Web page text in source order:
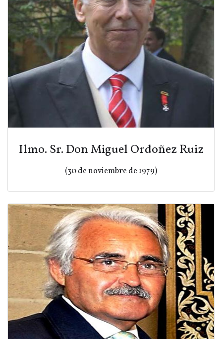
Ilmo. Sr. Don Miguel Ordoñez Ruiz
(30 de noviembre de 1979)